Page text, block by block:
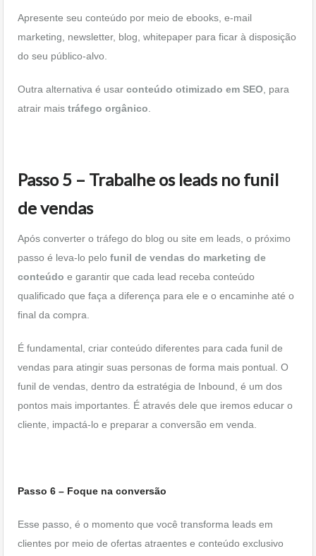
Apresente seu conteúdo por meio de ebooks, e-mail
marketing, newsletter, blog, whitepaper para ficar à disposição
do seu público-alvo.
Outra alternativa é usar conteúdo otimizado em SEO , para
atrair mais tráfego orgânico
Passo 5 – Trabalhe os leads no funil
de vendas
Após converter o tráfego do blog ou site em leads, o próximo
passo é leva-lo pelo funil de vendas do marketing de
conteúdo e garantir que cada lead receba conteúdo
qualificado que faça a diferença para ele e o encaminhe até o
final da compra.
É fundamental, criar conteúdo diferentes para cada funil de
vendas para atingir suas personas de forma mais pontual. O
funil de vendas, dentro da estratégia de Inbound, é um dos
pontos mais importantes. É através dele que iremos educar o
cliente, impactá-lo e preparar a conversão em venda.
Passo 6 – Foque na conversão
Esse passo, é o momento que você transforma leads em
clientes por meio de ofertas atraentes e conteúdo exclusivo